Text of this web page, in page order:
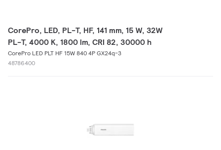
CorePro, LED, PL-T, HF, 141 mm, 15 W, 32W
PL-T, 4000 K, 1800 lm, CRI 82, 30000 h
CorePro LED PLT HF 15W 840 4P GX24q-3
48786400